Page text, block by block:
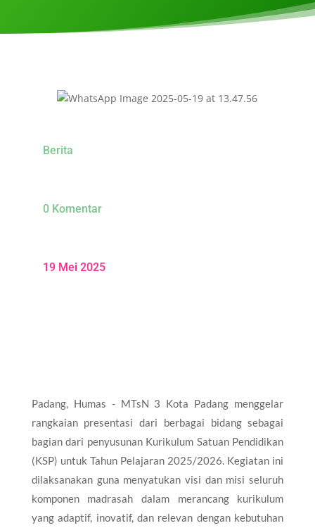
Berita
0 Komentar
19 Mei 2025
Padang, Humas - MTsN 3 Kota Padang menggelar
rangkaian presentasi dari berbagai bidang sebagai
bagian dari penyusunan Kurikulum Satuan Pendidikan
(KSP) untuk Tahun Pelajaran 2025/2026. Kegiatan ini
dilaksanakan guna menyatukan visi dan misi seluruh
komponen madrasah dalam merancang kurikulum
yang adaptif, inovatif, dan relevan dengan kebutuhan